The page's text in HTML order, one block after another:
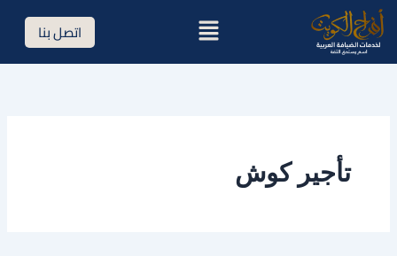
تخطي
إلى
المحتوى
القائمة اتصل بنا
تأجير كوش